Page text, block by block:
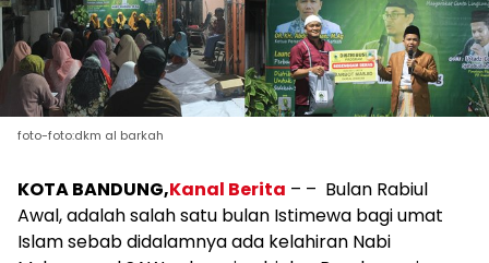
foto-foto:dkm al barkah
KOTA BANDUNG,Kanal Berita – – Bulan Rabiul
Awal, adalah salah satu bulan Istimewa bagi umat
Islam sebab didalamnya ada kelahiran Nabi